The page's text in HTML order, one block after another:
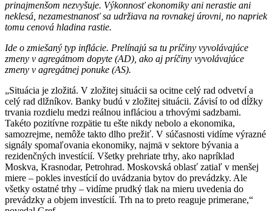
prinajmenšom nezvyšuje. Výkonnosť ekonomiky ani nerastie ani
neklesá, nezamestnanosť sa udržiava na rovnakej úrovni, no napriek
tomu cenová hladina rastie.
Ide o zmiešaný typ inflácie. Prelínajú sa tu príčiny vyvolávajúce
zmeny v agregátnom dopyte (AD), ako aj príčiny vyvolávajúce
zmeny v agregátnej ponuke (AS).
„Situácia je zložitá. V zložitej situácii sa ocitne celý rad odvetví a
celý rad dlžníkov. Banky budú v zložitej situácii. Závisí to od dĺžky
trvania rozdielu medzi reálnou infláciou a trhovými sadzbami.
Takéto pozitívne rozpätie tu ešte nikdy nebolo a ekonomika,
samozrejme, nemôže takto dlho prežiť. V súčasnosti vidíme výrazné
signály spomaľovania ekonomiky, najmä v sektore bývania a
rezidenčných investícií. Všetky prehriate trhy, ako napríklad
Moskva, Krasnodar, Petrohrad. Moskovská oblasť zatiaľ v menšej
miere – pokles investícií do uvádzania bytov do prevádzky. Ale
všetky ostatné trhy – vidíme prudký tlak na mieru uvedenia do
prevádzky a objem investícií. Trh na to preto reaguje primerane,“